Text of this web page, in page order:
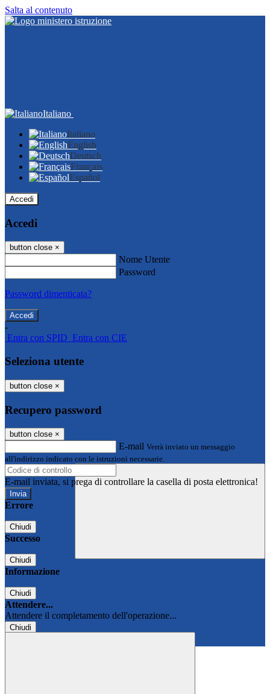
Salta al contenuto
Italiano
Italiano
English
Deutsch
Français
Español
Accedi
Accedi
button close ×
Nome Utente
Password
Password dimenticata?
-
Entra con SPID Entra con CIE
Seleziona utente
button close ×
Recupero password
button close ×
E-mail Verrà inviato un messaggio
all'indirizzo indicato con le istruzioni necessarie.
E-mail inviata, si prega di controllare la casella di posta elettronica!
Errore
Chiudi
Successo
Chiudi
Informazione
Chiudi
Attendere...
Attendere il completamento dell'operazione...
Chiudi